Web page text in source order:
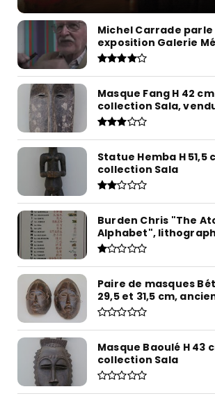
Michel Carrade
exposition Galerie
Masque Fang H 42
collection Sala,
Statue Hemba H 51,5
collection Sala
Burden Chris "The
Alphabet",
Paire de masques
29,5 et 31,5 cm,
Masque Baoulé H 43
collection Sala